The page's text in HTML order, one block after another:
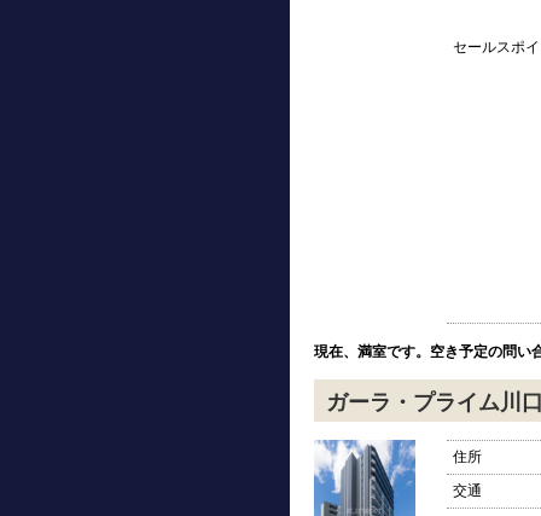
セールスポ
現在、満室です。空き予定の問い
ガーラ・プライム川
住所
交通